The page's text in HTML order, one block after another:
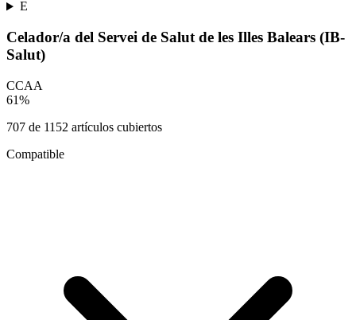
E
Celador/a del Servei de Salut de les Illes Balears (IB-
Salut)
CCAA
61%
707 de 1152 artículos cubiertos
Compatible